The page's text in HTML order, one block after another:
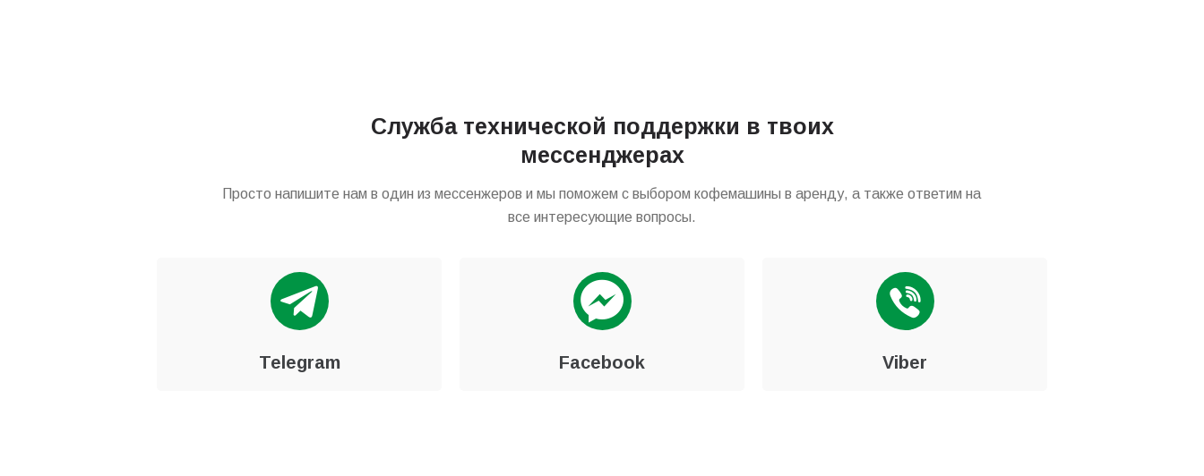
Служба технической поддержки в твоих
мессенджерах
Просто напишите нам в один из мессенжеров и мы поможем с выбором кофемашины в аренду, а также ответим на
все интересующие вопросы.
Telegram Facebook Viber